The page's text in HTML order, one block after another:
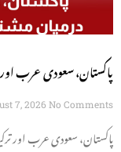
پاکستان، سعودی عرب اور
7, 2026 No Comments
پاکستان، سعودی عرب اور